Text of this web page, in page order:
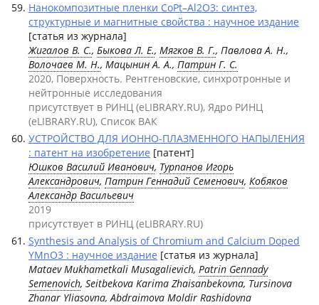
Нанокомпозитные пленки CoPt–Al2O3: синтез,
структурные и магнитные свойства : научное издание
[статья из журнала]
Жигалов В. С., Быкова Л. Е., Мягков В. Г., Павлова А. Н.,
Волочаев М. Н., Мацынин А. А., Патрин Г. С.
2020, Поверхность. Рентгеновские, синхротронные и
нейтронные исследования
присутствует в РИНЦ (eLIBRARY.RU), Ядро РИНЦ
(eLIBRARY.RU), Список ВАК
УСТРОЙСТВО ДЛЯ ИОННО-ПЛАЗМЕННОГО НАПЫЛЕНИЯ
: патент на изобретение [патент]
Юшков Василий Иванович, Турпанов Игорь
Александрович, Патрин Геннадий Семенович, Кобяков
Александр Васильевич
2019
присутствует в РИНЦ (eLIBRARY.RU)
Synthesis and Analysis of Chromium and Calcium Doped
YMnO3 : научное издание [статья из журнала]
Mataev Mukhametkali Musagalievich, Patrin Gennady
Semenovich, Seitbekova Karima Zhaisanbekovna, Tursinova
Zhanar Yliasovna, Abdraimova Moldir Rashidovna